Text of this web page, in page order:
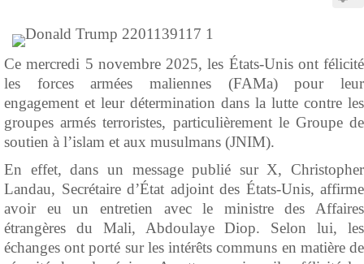
Ce mercredi 5 novembre 2025, les États-Unis ont félicité
les forces armées maliennes (FAMa) pour leur
engagement et leur détermination dans la lutte contre les
groupes armés terroristes, particulièrement le Groupe de
soutien à l’islam et aux musulmans (JNIM).
En effet, dans un message publié sur X, Christopher
Landau, Secrétaire d’État adjoint des États-Unis, affirme
avoir eu un entretien avec le ministre des Affaires
étrangères du Mali, Abdoulaye Diop. Selon lui, les
échanges ont porté sur les intérêts communs en matière de